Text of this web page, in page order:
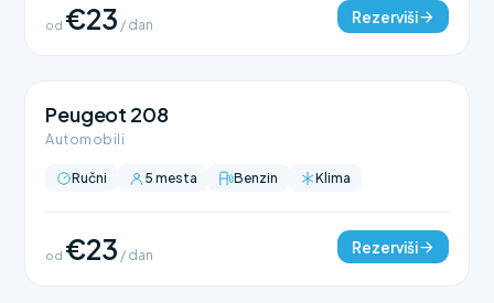
od €23 / dan Rezerviši
Peugeot 208
Automobili
Ručni 5 mesta Benzin Klima
od €23 / dan Rezerviši